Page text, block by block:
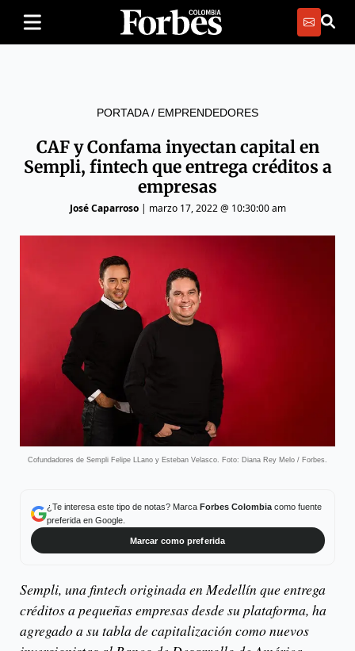
PORTADA/ EMPRENDEDORES
CAF y Confama inyectan capital en
Sempli, fintech que entrega créditos a
empresas
José Caparroso| marzo 17, 2022 @ 10:30:00 am
Cofundadores de Sempli Felipe LLano y Esteban Velasco. Foto: Diana Rey Melo / Forbes.
¿Te interesa este tipo de notas? Marca Forbes Colombiacomo fuente
preferida en Google.
Marcar como preferida
Sempli, una fintech originada en Medellín que entrega
créditos a pequeñas empresas desde su plataforma, ha
agregado a su tabla de capitalización como nuevos